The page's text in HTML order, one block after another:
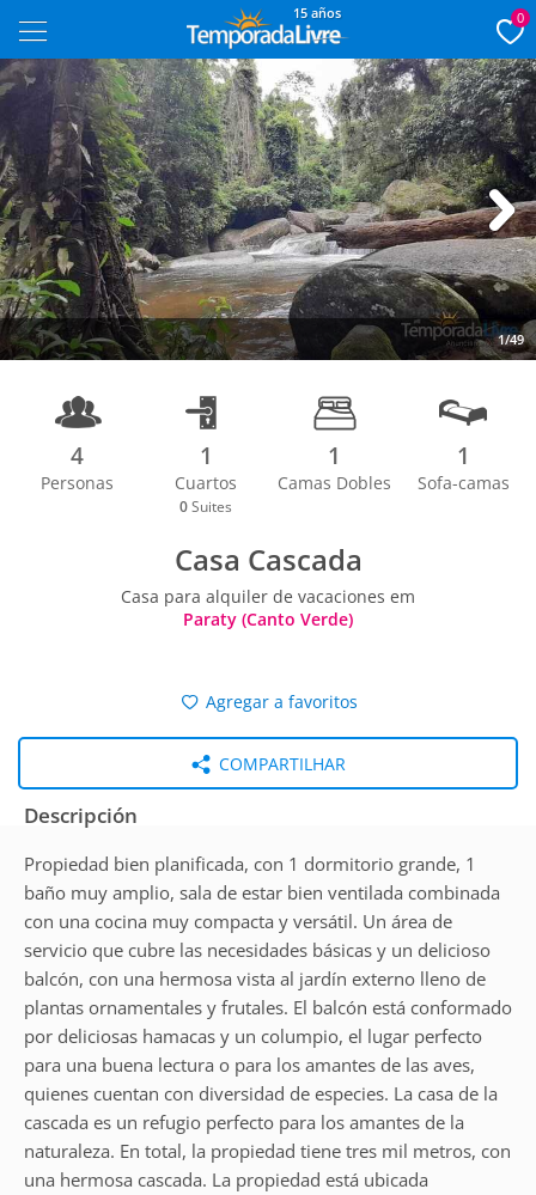
15 años 0
1/49
Next
4
Personas
1
Cuartos
0 Suites
1
Camas Dobles
1
Sofa-camas
Casa Cascada
Casa para alquiler de vacaciones em
Paraty (Canto Verde)
Agregar a favoritos
COMPARTILHAR
Descripción
Propiedad bien planificada, con 1 dormitorio grande, 1
baño muy amplio, sala de estar bien ventilada combinada
con una cocina muy compacta y versátil. Un área de
servicio que cubre las necesidades básicas y un delicioso
balcón, con una hermosa vista al jardín externo lleno de
plantas ornamentales y frutales. El balcón está conformado
por deliciosas hamacas y un columpio, el lugar perfecto
para una buena lectura o para los amantes de las aves,
quienes cuentan con diversidad de especies. La casa de la
cascada es un refugio perfecto para los amantes de la
naturaleza. En total, la propiedad tiene tres mil metros, con
una hermosa cascada. La propiedad está ubicada